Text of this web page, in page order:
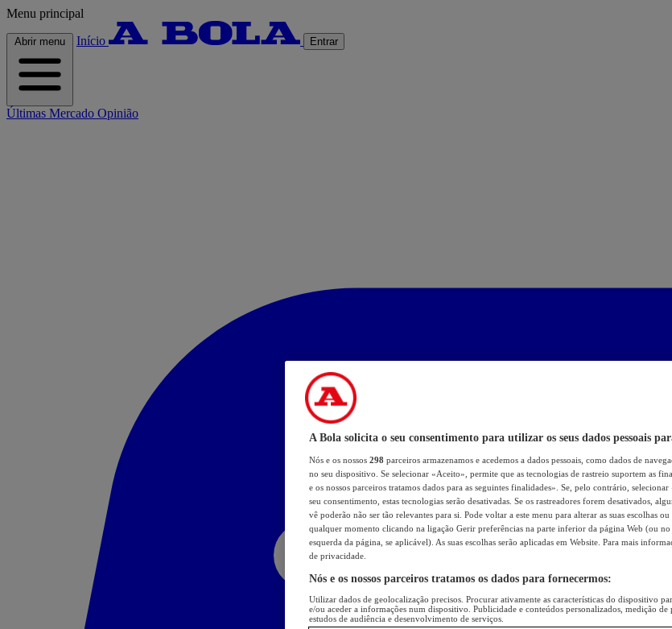
Menu principal
Abrir menu Início Entrar
Últimas Mercado Opinião
A Bola solicita o seu consentimento para utilizar os seus dados pessoais
Nós e os nossos 298 parceiros armazenamos e acedemos a dados pessoais, como dados de
no seu dispositivo. Se selecionar «Aceito», permite que as tecnologias de rastreio suportem as
e os nossos parceiros tratamos dados para as seguintes finalidades». Se, pelo contrário,
seu consentimento, estas tecnologias serão desativadas. Se os rastreadores forem desativados,
vê poderão não ser tão relevantes para si. Pode voltar a este menu para alterar as suas escolhas
qualquer momento clicando na ligação Gerir preferências na parte inferior da página Web (ou
esquerda da página, se aplicável). As suas escolhas serão aplicadas em Website. Para mais
de privacidade.
Nós e os nossos parceiros tratamos os dados para fornecermos:
Utilizar dados de geolocalização precisos. Procurar ativamente as características do dispositivo
e/ou aceder a informações num dispositivo. Publicidade e conteúdos personalizados, medição de
estudos de audiência e desenvolvimento de serviços.